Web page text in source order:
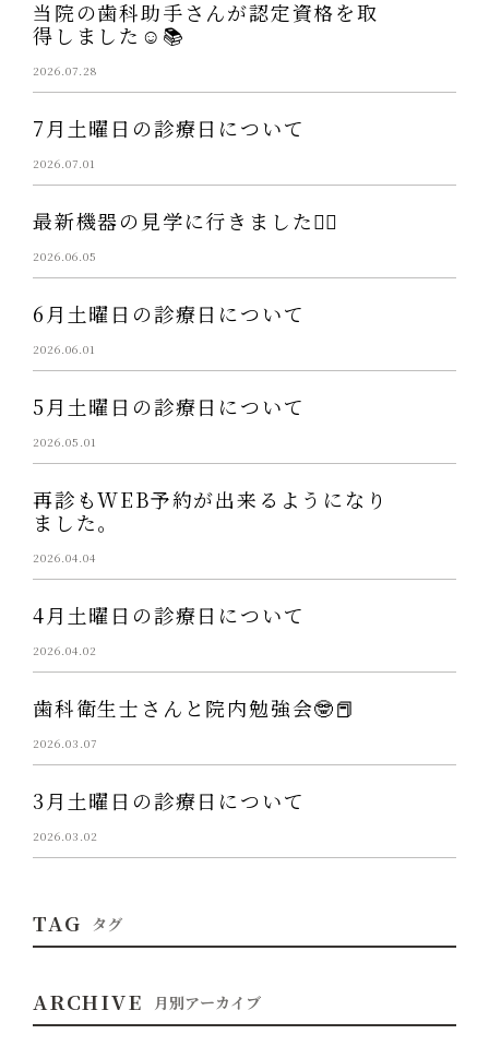
当院の歯科助手さんが認定資格を取
得しました☺️📚
2026.07.28
7月土曜日の診療日について
2026.07.01
最新機器の見学に行きました👩‍⚕️
2026.06.05
6月土曜日の診療日について
2026.06.01
5月土曜日の診療日について
2026.05.01
再診もWEB予約が出来るようになり
ました。
2026.04.04
4月土曜日の診療日について
2026.04.02
歯科衛生士さんと院内勉強会🤓📕
2026.03.07
3月土曜日の診療日について
2026.03.02
TAG タグ
ARCHIVE 月別アーカイブ